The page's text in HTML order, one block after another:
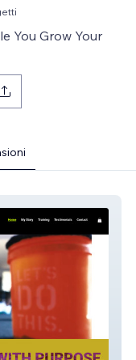
You Grow Your